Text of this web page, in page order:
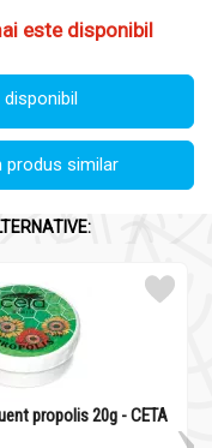
este disponibil
produs similar
propolis 20g - CETA